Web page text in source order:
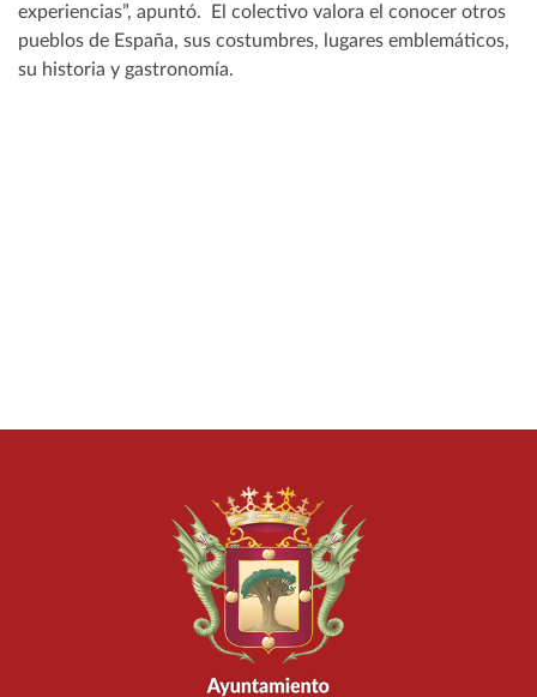
experiencias”, apuntó. El colectivo valora el conocer otros
pueblos de España, sus costumbres, lugares emblemáticos,
su historia y gastronomía.